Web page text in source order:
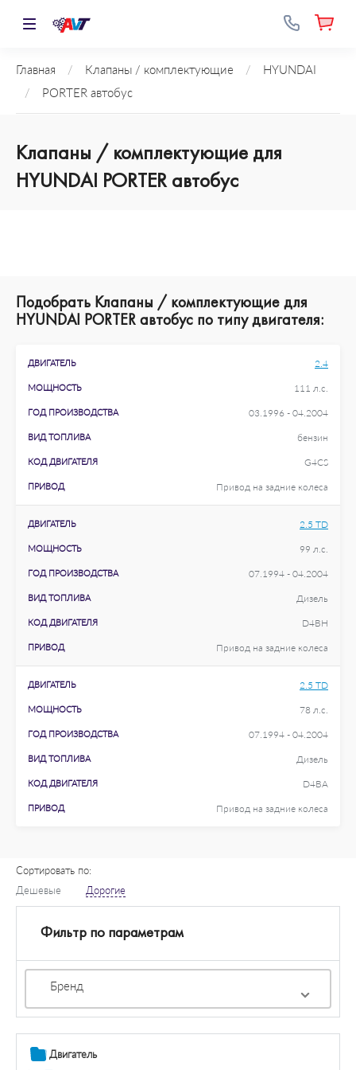
Главная / Клапаны / комплектующие /
HYUNDAI
/
PORTER автобус
Клапаны / комплектующие для
HYUNDAI PORTER автобус
Подобрать Клапаны / комплектующие для
HYUNDAI PORTER автобус по типу двигателя:
ДВИГАТЕЛЬ 2.4
МОЩНОСТЬ 111 л.с.
ГОД ПРОИЗВОДСТВА 03.1996 - 04.2004
ВИД ТОПЛИВА бензин
КОД ДВИГАТЕЛЯ G4CS
ПРИВОД Привод на задние колеса
ДВИГАТЕЛЬ 2.5 TD
МОЩНОСТЬ 99 л.с.
ГОД ПРОИЗВОДСТВА 07.1994 - 04.2004
ВИД ТОПЛИВА Дизель
КОД ДВИГАТЕЛЯ D4BH
ПРИВОД Привод на задние колеса
ДВИГАТЕЛЬ 2.5 TD
МОЩНОСТЬ 78 л.с.
ГОД ПРОИЗВОДСТВА 07.1994 - 04.2004
ВИД ТОПЛИВА Дизель
КОД ДВИГАТЕЛЯ D4BA
ПРИВОД Привод на задние колеса
Сортировать по:
Дешевые
Дорогие
Фильтр по параметрам
Бренд
Двигатель